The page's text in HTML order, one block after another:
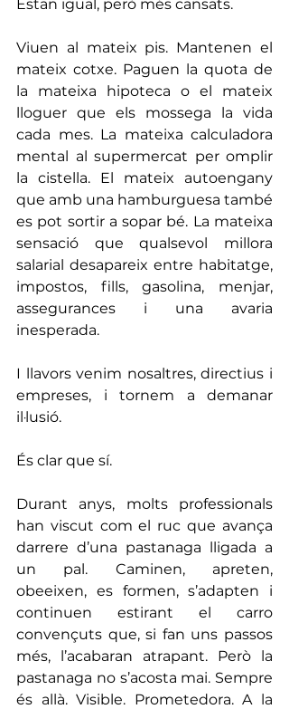
Estan igual, però més cansats.
Viuen al mateix pis. Mantenen el
mateix cotxe. Paguen la quota de
la mateixa hipoteca o el mateix
lloguer que els mossega la vida
cada mes. La mateixa calculadora
mental al supermercat per omplir
la cistella. El mateix autoengany
que amb una hamburguesa també
es pot sortir a sopar bé. La mateixa
sensació que qualsevol millora
salarial desapareix entre habitatge,
impostos, fills, gasolina, menjar,
assegurances i una avaria
inesperada.
I llavors venim nosaltres, directius i
empreses, i tornem a demanar
il·lusió.
És clar que sí.
Durant anys, molts professionals
han viscut com el ruc que avança
darrere d’una pastanaga lligada a
un pal. Caminen, apreten,
obeeixen, es formen, s’adapten i
continuen estirant el carro
convençuts que, si fan uns passos
més, l’acabaran atrapant. Però la
pastanaga no s’acosta mai. Sempre
és allà. Visible. Prometedora. A la